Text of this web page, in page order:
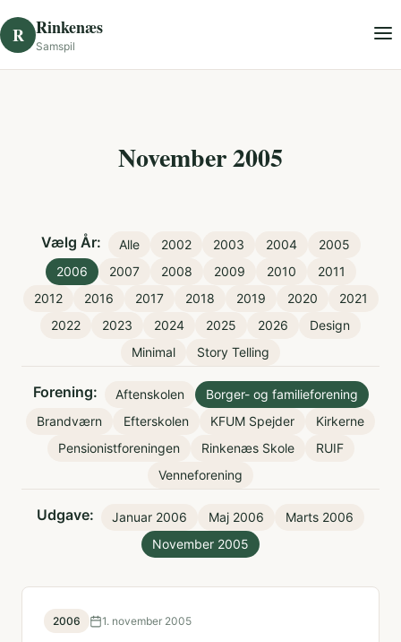
R Rinkenæs
Samspil
November 2005
Vælg År: Alle 2002 2003 2004
2005
2006
2007 2008 2009 2010
2011
2012
2016 2017 2018 2019 2020
2021
2022
2023 2024 2025 2026
Design
Minimal
Story Telling
Forening: Aftenskolen
Borger- og familieforening
Brandværn
Efterskolen KFUM Spejder
Kirkerne
Pensionistforeningen
Rinkenæs Skole
RUIF
Venneforening
Udgave: Januar 2006 Maj 2006
Marts 2006
November 2005
2006 1. november 2005